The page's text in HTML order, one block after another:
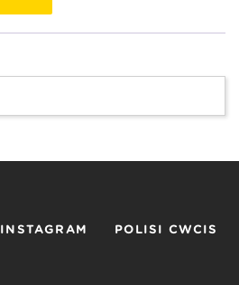
INSTAGRAM POLISI CWCIS